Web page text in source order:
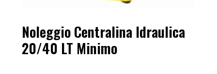
Noleggio Centralina Idraulica
20/40 LT Minimo